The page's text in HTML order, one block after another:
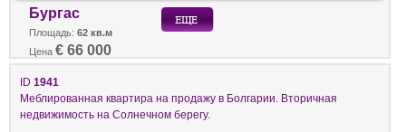
Бургас
Площадь: 62 кв.м
Цена € 66 000
ID 1941
Меблированная квартира на продажу в Болгарии. Вторичная
недвижимость на Солнечном берегу.